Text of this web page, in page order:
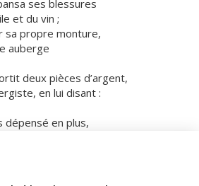
ses blessures
et du vin ;
sa propre monture,
auberge
deux pièces d’argent,
en lui disant :
dépensé en plus,
avis, a été le prochain
mains des bandits ? »
répondit :